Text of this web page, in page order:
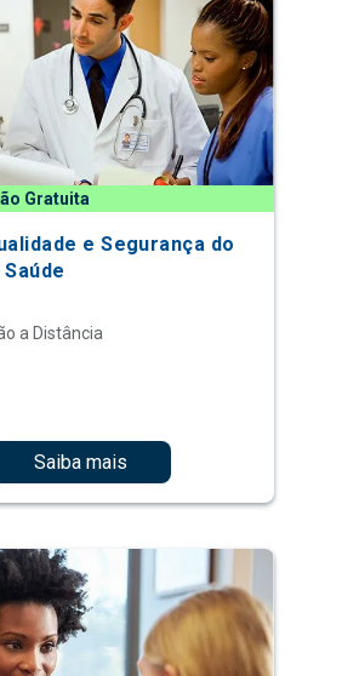
Gratuita
e Segurança do
a Distância
Saiba mais